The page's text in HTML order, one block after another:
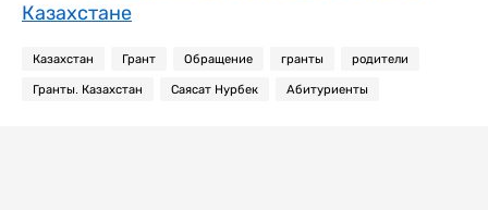
Казахстане
Казахстан Грант Обращение гранты родители
Гранты. Казахстан Саясат Нурбек Абитуриенты